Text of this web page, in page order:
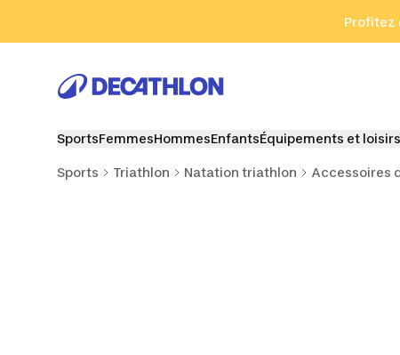
Aller au pied de
Profitez
SportsFemmesHommesEnfantsÉquipements et loisirs
Sports Triathlon Natation triathlon Accessoires